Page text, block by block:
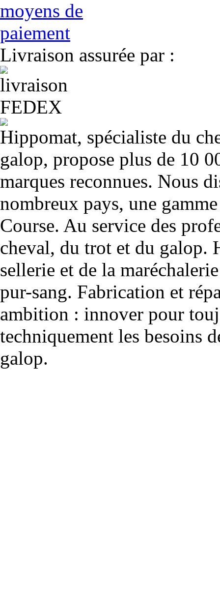
Livraison assurée par :
Hippomat, spécialiste du
galop, propose plus de 10
marques reconnues. Nous
nombreux pays, une
Course. Au service des
cheval, du trot et du galop.
sellerie et de la
pur-sang. Fabrication et
ambition : innover pour
techniquement les besoins
galop.